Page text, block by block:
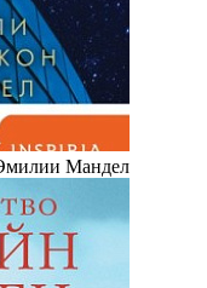
Мандел